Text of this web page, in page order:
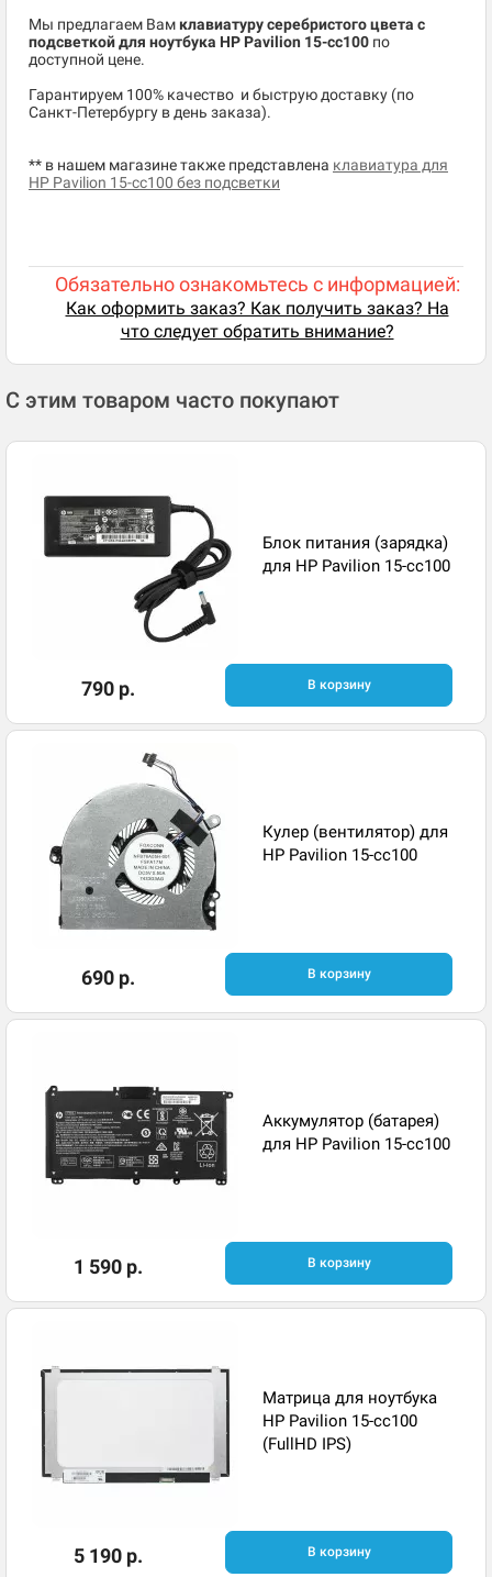
Мы предлагаем Вам клавиатуру серебристого цвета с
подсветкой для ноутбука HP Pavilion 15-cc100 по
доступной цене.
​Гарантируем 100% качество и быструю доставку (по
Санкт-Петербургу в день заказа).
** в нашем магазине также представлена клавиатура для
HP Pavilion 15-cc100 без подсветки
Обязательно ознакомьтесь с информацией:
Как оформить заказ? Как получить заказ? На
что следует обратить внимание?
С этим товаром часто покупают
Блок питания (зарядка)
для HP Pavilion 15-cc100
790 р. В корзину
Кулер (вентилятор) для
HP Pavilion 15-cc100
690 р. В корзину
Аккумулятор (батарея)
для HP Pavilion 15-cc100
1 590 р. В корзину
Матрица для ноутбука
HP Pavilion 15-cc100
(FullHD IPS)
5 190 р. В корзину